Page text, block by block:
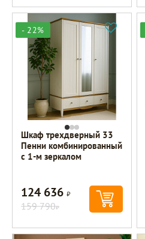
- 22%
Шкаф трехдверный 33
Пенни комбинированный
с 1-м зеркалом
124 636Р
159 790Р